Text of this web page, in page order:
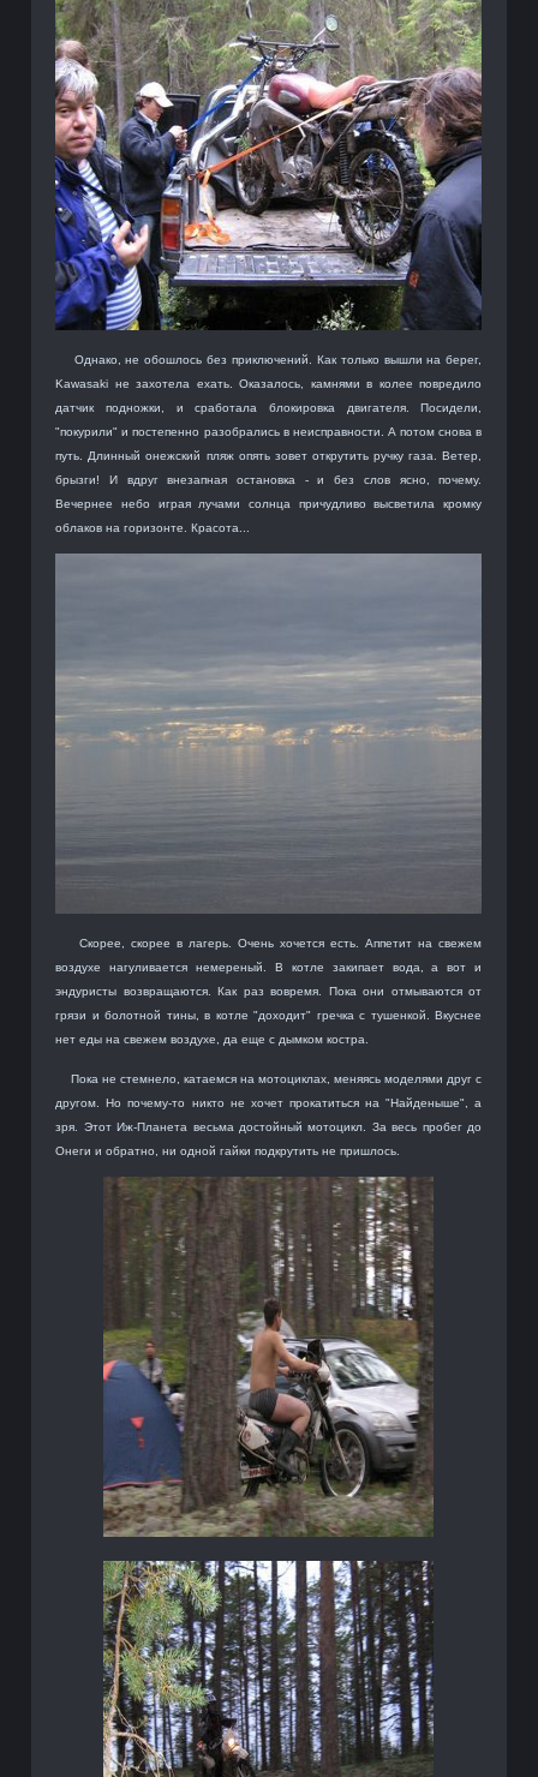
Однако, не обошлось без приключений. Как только вышли на берег,
Kawasaki не захотела ехать. Оказалось, камнями в колее повредило
датчик подножки, и сработала блокировка двигателя. Посидели,
"покурили" и постепенно разобрались в неисправности. А потом снова в
путь. Длинный онежский пляж опять зовет открутить ручку газа. Ветер,
брызги! И вдруг внезапная остановка - и без слов ясно, почему.
Вечернее небо играя лучами солнца причудливо высветила кромку
облаков на горизонте. Красота...
Скорее, скорее в лагерь. Очень хочется есть. Аппетит на свежем
воздухе нагуливается немереный. В котле закипает вода, а вот и
эндуристы возвращаются. Как раз вовремя. Пока они отмываются от
грязи и болотной тины, в котле "доходит" гречка с тушенкой. Вкуснее
нет еды на свежем воздухе, да еще с дымком костра.
Пока не стемнело, катаемся на мотоциклах, меняясь моделями друг с
другом. Но почему-то никто не хочет прокатиться на "Найденыше", а
зря. Этот Иж-Планета весьма достойный мотоцикл. За весь пробег до
Онеги и обратно, ни одной гайки подкрутить не пришлось.